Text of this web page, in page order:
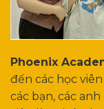
Phoenix
đến các học
các bạn, các